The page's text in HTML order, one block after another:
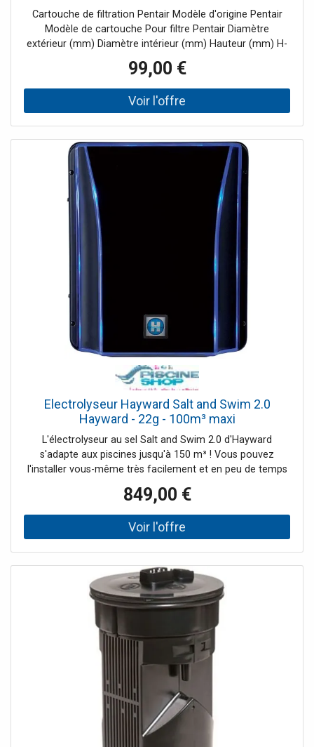
Cartouche de filtration Pentair Modèle d'origine Pentair
Modèle de cartouche Pour filtre Pentair Diamètre
extérieur (mm) Diamètre intérieur (mm) Hauteur (mm) H-
190151 Quad DE 60 160 75 530 H-RAF173572 H-16-0310 -
CCP27 178 76 358 H-RAF173573 H-16-0340 - CCP29 178
76 508 H-RAF173576 H-16-0301 - CCP3
99,00 €
Electrolyseur Hayward Salt and Swim 2.0
Hayward - 22g - 100m³ maxi
L'électrolyseur au sel Salt and Swim 2.0 d'Hayward
s'adapte aux piscines jusqu'à 150 m³ ! Vous pouvez
l'installer vous-même très facilement et en peu de temps
sel de piscine d'Hayward, vous aurez un traitement
régulier de l'eau de votre piscine.
849,00 €